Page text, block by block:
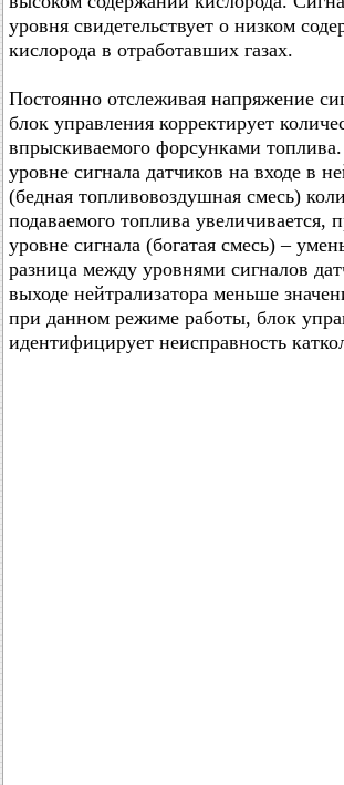
уровня свидетельствует о низком
кислорода в отработавших газах.
Постоянно отслеживая напряжение
блок управления корректирует
впрыскиваемого форсунками
уровне сигнала датчиков на входе в
(бедная топливовоздушная смесь)
подаваемого топлива увеличивается,
уровне сигнала (богатая смесь) –
разница между уровнями сигналов
выходе нейтрализатора меньше
при данном режиме работы, блок
идентифицирует неисправность